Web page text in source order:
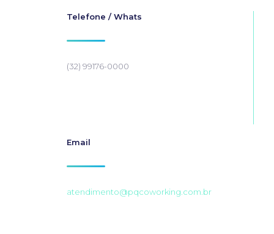
Telefone / Whats
(32) 99176-0000
Email
atendimento@pqcoworking.com.br